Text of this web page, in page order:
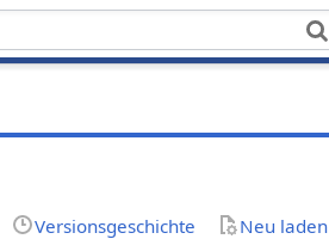
Versionsgeschichte Neu laden